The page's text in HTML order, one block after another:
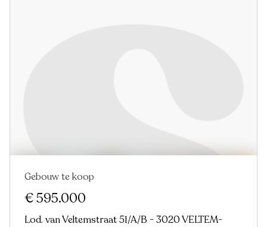
Gebouw te koop
€ 595.000
Lod. van Veltemstraat 51/A/B - 3020 VELTEM-